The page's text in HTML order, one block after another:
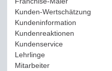
Kunden-Wertschätzung
Kundeninformation
Kundenreaktionen
Kundenservice(178)
Lehrlinge(54)
Mitarbeiter(163)